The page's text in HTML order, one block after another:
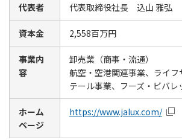
代表者 代表取締役社長 込山 雅弘
資本金 2,558百万円
事業内
容
卸売業（商事・流通）
航空・空港関連事業、ライフ
テール事業、フーズ・ビバレ
ホーム
ページ
https://www.jalux.com/